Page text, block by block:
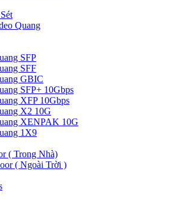
Quang
SFP
SFF
GBIC
SFP+ 10Gbps
XFP 10Gbps
X2 10G
XENPAK 10G
1X9
( Trong Nhà)
( Ngoài Trời )